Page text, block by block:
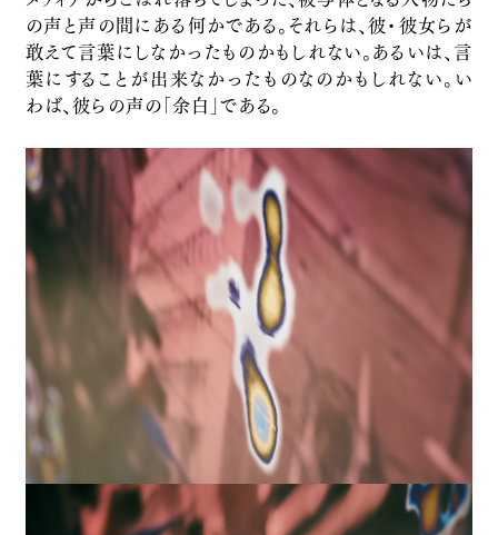
“声の余白”福島第一原発事故 2011年3月
11日
2025
デジタルプリント
八百万の痕跡
2024
デジタルプリント
八百万の痕跡の彫刻
2024
彫刻
こぼれ落ちたものの標本「大阪駅」、「金沢
駅」、「敦賀駅」、「京都駅」、「米子駅」、「和
歌山駅」、「三宮駅」、「岡山駅」、「広島駅」、
「博多駅」
2024
コミッションワーク
We all Wesmo!
の声と声の間にある何かである。それらは、彼・彼女らが
敢えて言葉にしなかったものかもしれない。あるいは、言
葉にすることが出来なかったものなのかもしれない。い
わば、彼らの声の「余白」である。